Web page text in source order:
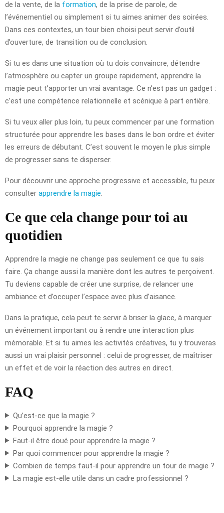
de la vente, de la formation, de la prise de parole, de
l’événementiel ou simplement si tu aimes animer des soirées.
Dans ces contextes, un tour bien choisi peut servir d’outil
d’ouverture, de transition ou de conclusion.
Si tu es dans une situation où tu dois convaincre, détendre
l’atmosphère ou capter un groupe rapidement, apprendre la
magie peut t’apporter un vrai avantage. Ce n’est pas un gadget :
c’est une compétence relationnelle et scénique à part entière.
Si tu veux aller plus loin, tu peux commencer par une formation
structurée pour apprendre les bases dans le bon ordre et éviter
les erreurs de débutant. C’est souvent le moyen le plus simple
de progresser sans te disperser.
Pour découvrir une approche progressive et accessible, tu peux
consulter apprendre la magie
Ce que cela change pour toi au
quotidien
Apprendre la magie ne change pas seulement ce que tu sais
faire. Ça change aussi la manière dont les autres te perçoivent.
Tu deviens capable de créer une surprise, de relancer une
ambiance et d’occuper l’espace avec plus d’aisance.
Dans la pratique, cela peut te servir à briser la glace, à marquer
un événement important ou à rendre une interaction plus
mémorable. Et si tu aimes les activités créatives, tu y trouveras
aussi un vrai plaisir personnel : celui de progresser, de maîtriser
un effet et de voir la réaction des autres en direct.
FAQ
Qu’est-ce que la magie ?
Pourquoi apprendre la magie ?
Faut-il être doué pour apprendre la magie ?
Par quoi commencer pour apprendre la magie ?
Combien de temps faut-il pour apprendre un tour de magie ?
La magie est-elle utile dans un cadre professionnel ?